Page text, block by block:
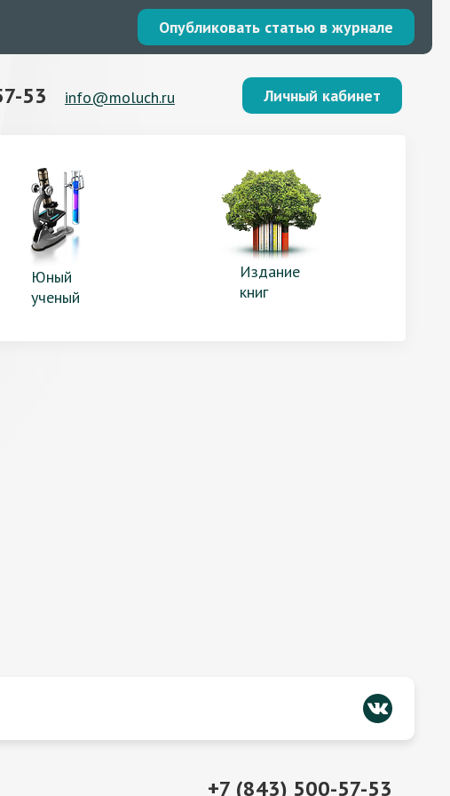
Опубликовать статью в журнале
53 info@moluch.ru Личный кабинет
Юный
ученый
Издание
книг
+7 (843) 500-57-53